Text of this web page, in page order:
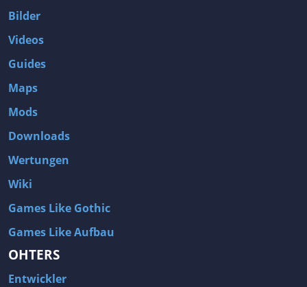
Bilder
Videos
Guides
Maps
Mods
Downloads
Wertungen
Wiki
Games Like Gothic
Games Like Aufbau
OHTERS
Entwickler